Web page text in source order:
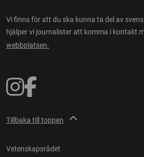
Vi finns för att du ska kunna ta del av
hjälper vi journalister att komma i kontakt
webbplatsen.
Tillbaka till toppen
Vetenskapsrådet